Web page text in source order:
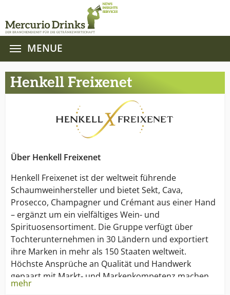
MENUE
Henkell Freixenet
Über Henkell Freixenet
Henkell Freixenet ist der weltweit führende
Schaumweinhersteller und bietet Sekt, Cava,
Prosecco, Champagner und Crémant aus einer Hand
– ergänzt um ein vielfältiges Wein- und
Spirituosensortiment. Die Gruppe verfügt über
Tochterunternehmen in 30 Ländern und exportiert
ihre Marken in mehr als 150 Staaten weltweit.
Höchste Ansprüche an Qualität und Handwerk
gepaart mit Markt- und Markenkompetenz machen
sie in zahlreichen Ländern zum Marktführer für Cava,
mehr